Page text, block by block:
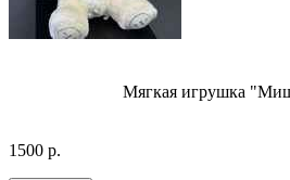
Мягкая игрушка
1500 р.